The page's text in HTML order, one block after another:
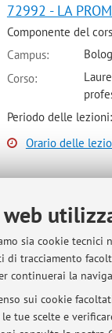
sia cookie tecnici
di tracciamento
continuerai la
sui cookie
tue scelte e
72992 - LA
Componente del
Campus:
Corso:
Periodo delle
Orario delle